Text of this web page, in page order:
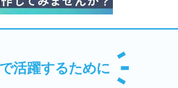
活躍するために